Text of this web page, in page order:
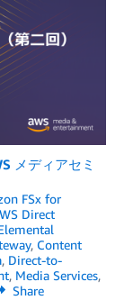
メディアセミ
FSx for
Direct
, Content
, Direct-to-
, Media Services,
Share